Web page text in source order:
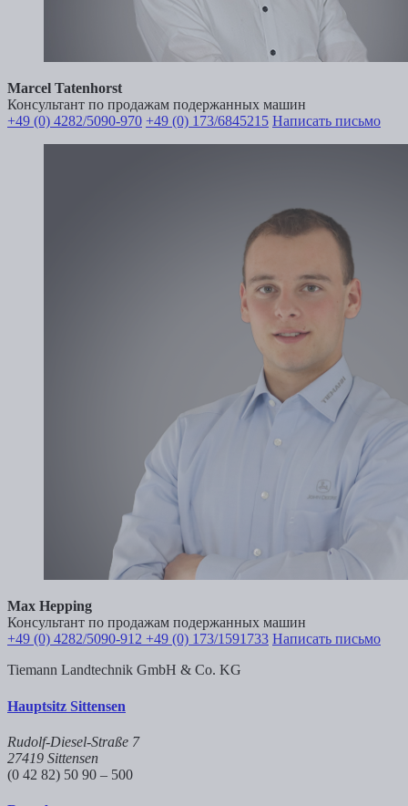
Marcel Tatenhorst
Консультант по продажам подержанных машин
+49 (0) 4282/5090-970 +49 (0) 173/6845215 Написать письмо
Max Hepping
Консультант по продажам подержанных машин
+49 (0) 4282/5090-912 +49 (0) 173/1591733 Написать письмо
Tiemann Landtechnik GmbH & Co. KG
Hauptsitz Sittensen
Rudolf-Diesel-Straße 7
27419 Sittensen
(0 42 82) 50 90 – 500